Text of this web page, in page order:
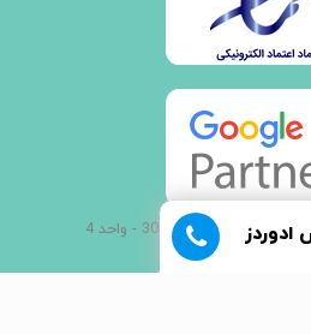
شمالی - پلاک 308 - واحد 4
ادوردز